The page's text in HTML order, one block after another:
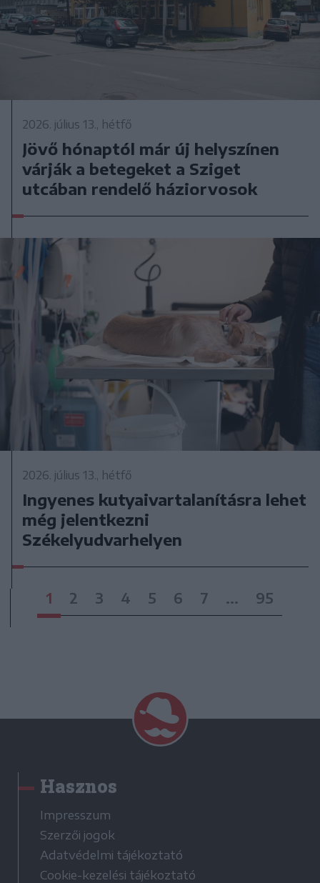
2026. július 13., hétfő
Jövő hónaptól már új helyszínen
várják a betegeket a Sziget
utcában rendelő háziorvosok
2026. július 13., hétfő
Ingyenes kutyaivartalanításra lehet
még jelentkezni
Székelyudvarhelyen
1 2 3 4 5 6 7 ... 95
Hasznos
Impresszum
Szerzői jogok
Adatvédelmi tájékoztató
Cookie-kezelési tájékoztató